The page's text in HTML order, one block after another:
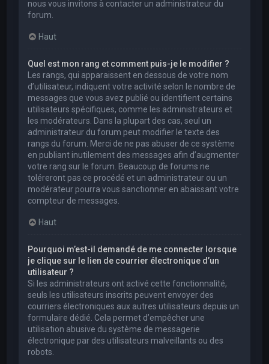
nous vous invitons à contacter un administrateur du
forum.
Haut
Quel est mon rang et comment puis-je le modifier ?
Les rangs, qui apparaissent en dessous de votre nom
d’utilisateur, indiquent votre activité selon le nombre de
messages que vous avez publié ou identifient certains
utilisateurs spécifiques, comme les administrateurs et
les modérateurs. Dans la plupart des cas, seul un
administrateur du forum peut modifier le texte des
rangs du forum. Merci de ne pas abuser de ce système
en publiant inutilement des messages afin d’augmenter
votre rang sur le forum. Beaucoup de forums ne
toléreront pas ce procédé et un administrateur ou un
modérateur pourra vous sanctionner en abaissant votre
compteur de messages.
Haut
Pourquoi m’est-il demandé de me connecter lorsque
je clique sur le lien de courrier électronique d’un
utilisateur ?
Si les administrateurs ont activé cette fonctionnalité,
seuls les utilisateurs inscrits peuvent envoyer des
courriers électroniques aux autres utilisateurs depuis un
formulaire dédié. Cela permet d’empêcher une
utilisation abusive du système de messagerie
électronique par des utilisateurs malveillants ou des
robots.